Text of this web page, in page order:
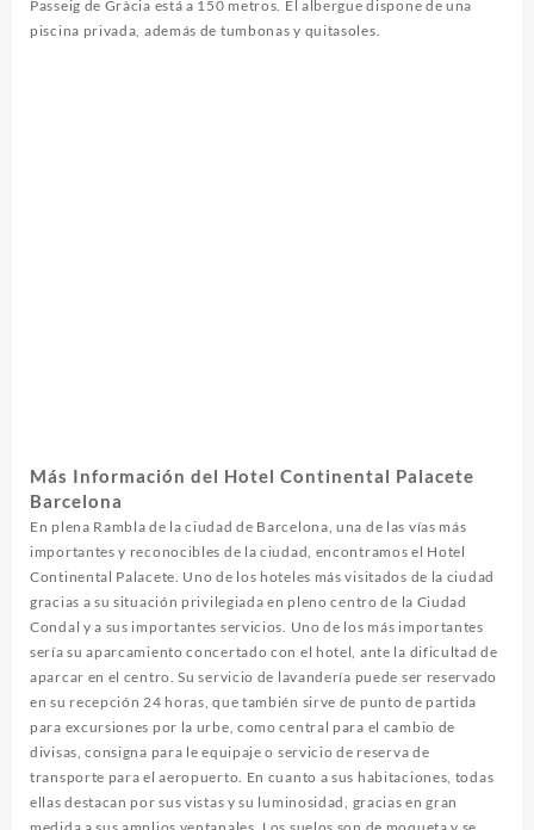
Passeig de Gràcia está a 150 metros. El albergue dispone de una
piscina privada, además de tumbonas y quitasoles.
Más Información del Hotel Continental Palacete
Barcelona
En plena Rambla de la ciudad de Barcelona, una de las vías más
importantes y reconocibles de la ciudad, encontramos el Hotel
Continental Palacete. Uno de los hoteles más visitados de la ciudad
gracias a su situación privilegiada en pleno centro de la Ciudad
Condal y a sus importantes servicios. Uno de los más importantes
sería su aparcamiento concertado con el hotel, ante la dificultad de
aparcar en el centro. Su servicio de lavandería puede ser reservado
en su recepción 24 horas, que también sirve de punto de partida
para excursiones por la urbe, como central para el cambio de
divisas, consigna para le equipaje o servicio de reserva de
transporte para el aeropuerto. En cuanto a sus habitaciones, todas
ellas destacan por sus vistas y su luminosidad, gracias en gran